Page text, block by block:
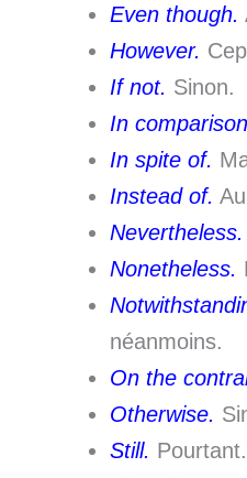
Even though.
However.
If not. Sinon.
In
In spite of.
Instead of.
Nevertheless.
Nonetheless.
néanmoins.
On the
Otherwise.
Still. Pourtant.